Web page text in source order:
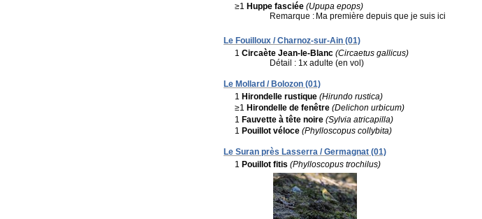
≥1 Huppe fasciée (Upupa epops)
Remarque : Ma première depuis que je suis ici
Le Fouilloux / Charnoz-sur-Ain (01)
1 Circaète Jean-le-Blanc (Circaetus gallicus)
Détail : 1x adulte (en vol)
Le Mollard / Bolozon (01)
1 Hirondelle rustique (Hirundo rustica)
≥1 Hirondelle de fenêtre (Delichon urbicum)
1 Fauvette à tête noire (Sylvia atricapilla)
1 Pouillot véloce (Phylloscopus collybita)
Le Suran près Lasserra / Germagnat (01)
1 Pouillot fitis (Phylloscopus trochilus)